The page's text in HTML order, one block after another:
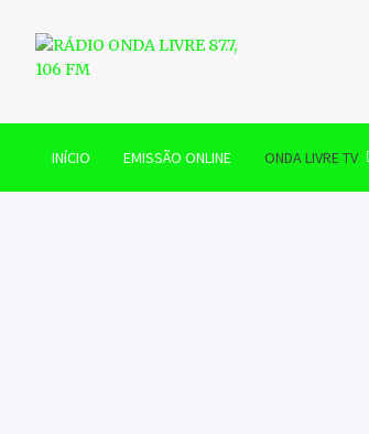
content
RÁDIO ONDA
INÍCIO EMISSÃO ONLINE ONDA LIVRE TV